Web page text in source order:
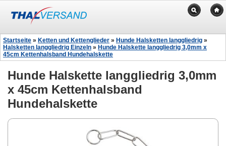
Startseite » Ketten und Kettenglieder » Hunde Halsketten langgliedrig »
Halsketten langgliedrig Einzeln » Hunde Halskette langgliedrig 3,0mm x
45cm Kettenhalsband Hundehalskette
Hunde Halskette langgliedrig 3,0mm
x 45cm Kettenhalsband
Hundehalskette